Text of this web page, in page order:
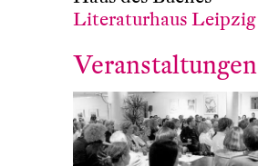
Literaturhaus Leipzig
Veranstaltungen